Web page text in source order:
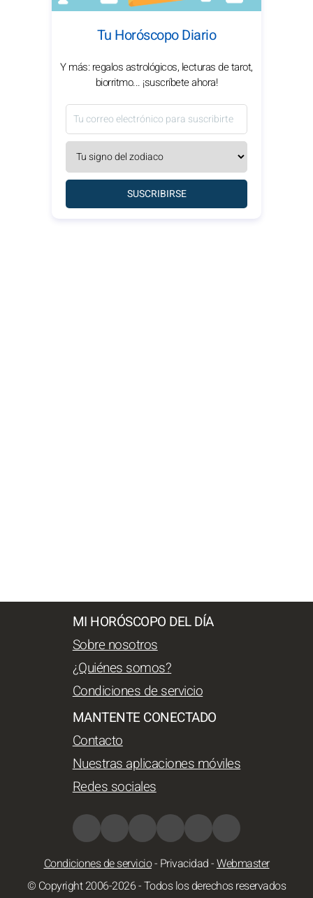
Tu Horóscopo Diario
Y más: regalos astrológicos, lecturas de tarot,
biorritmo... ¡suscríbete ahora!
SUSCRIBIRSE
MI HORÓSCOPO DEL DÍA
Sobre nosotros
¿Quiénes somos?
Condiciones de servicio
MANTENTE CONECTADO
Contacto
Nuestras aplicaciones móviles
Redes sociales
Condiciones de servicio- Privacidad-Webmaster
© Copyright 2006-2026 - Todos los derechos reservados